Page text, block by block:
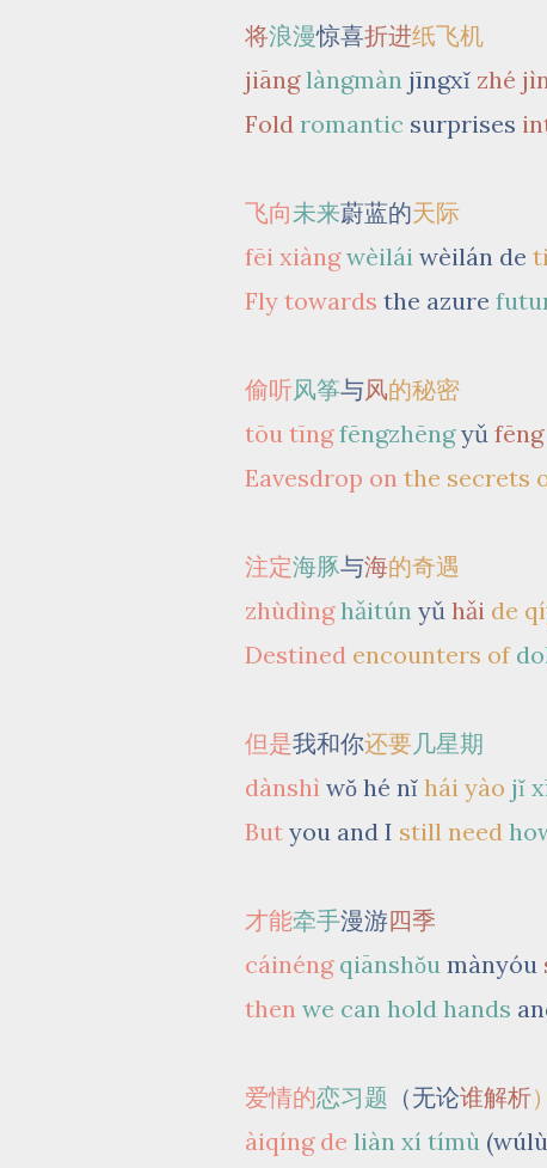
将浪漫惊喜折进纸飞机
jiānglàngmàn jīngxǐ zhé jìn
Fold romantic surprises
飞向未来蔚蓝的天际
fēi xiàng wèilái wèilán de
Fly towards the azure
偷听风筝与风的秘密
tōu tīng fēngzhēng yǔ fēng
Eavesdrop on the secrets
注定海豚与海的奇遇
zhùdìng hǎitún yǔ hǎi de
Destined encounters of
但是我和你还要 几星期
dànshì wǒ hé nǐ hái yào jǐ
But you and I still need
才能牵手漫游四季
cáinéng qiānshǒu mànyóu
then we can hold hands
爱情的恋习题 （无论谁解析）
àiqíng de liàn xí tímù